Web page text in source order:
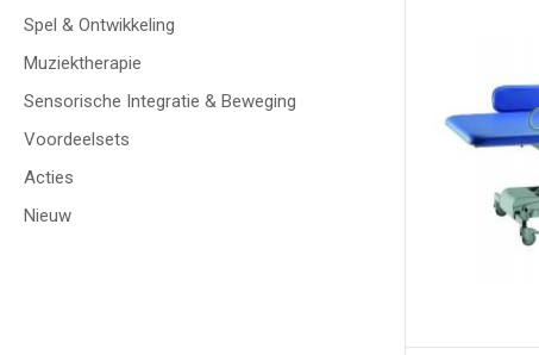
Spel & Ontwikkeling
Muziektherapie
Sensorische Integratie & Beweging
Voordeelsets
Acties
Nieuw